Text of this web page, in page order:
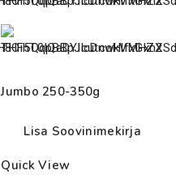
Jumbo 250-350g
Lisa Soovinimekirja
Quick View